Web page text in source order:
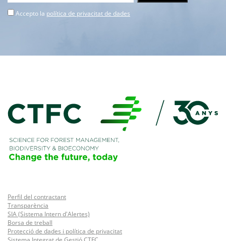
Accepto la política de privacitat de dades
Perfil del contractant
Transparència
SIA (Sistema Intern d'Alertes)
Borsa de treball
Protecció de dades i política de privacitat